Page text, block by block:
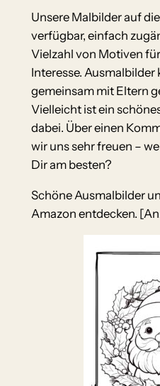
Unsere Malbilder auf
verfügbar, einfach
Vielzahl von Motiven
Interesse. Ausmalbilder
gemeinsam mit Eltern
Vielleicht ist ein
dabei. Über einen
wir uns sehr freuen –
Dir am besten?
Schöne Ausmalbilder
Amazon entdecken.